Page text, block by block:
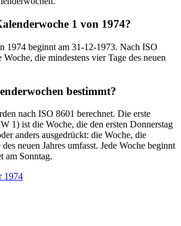
1 von 1974?
1974 beginnt am 31-12-1973. Nach ISO
Woche, die mindestens vier Tage des neuen
bestimmt?
nach ISO 8601 berechnet. Die erste
1) ist die Woche, die den ersten Donnerstag
anders ausgedrückt: die Woche, die
neuen Jahres umfasst. Jede Woche beginnt
am Sonntag.
1974